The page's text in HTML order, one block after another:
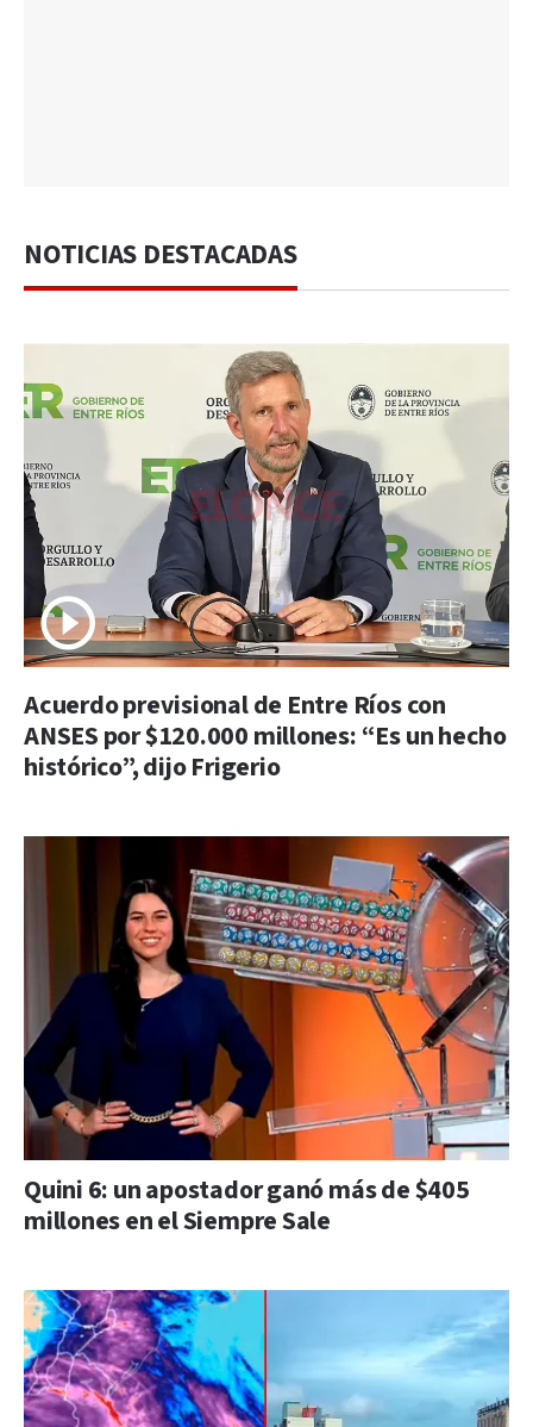
NOTICIAS DESTACADAS
Acuerdo previsional de Entre Ríos con
ANSES por $120.000 millones: “Es un hecho
histórico”, dijo Frigerio
Quini 6: un apostador ganó más de $405
millones en el Siempre Sale